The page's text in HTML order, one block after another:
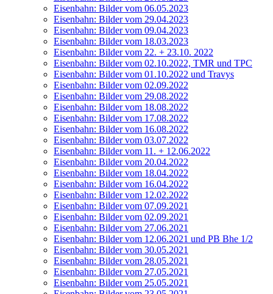
Eisen­bahn: Bil­der vom 06.05.2023
Eisen­bahn: Bil­der vom 29.04.2023
Eisen­bahn: Bil­der vom 09.04.2023
Eisen­bahn: Bil­der vom 18.03.2023
Eisen­bahn: Bil­der vom 22. + 23.10. 2022
Eisen­bahn: Bil­der vom 02.10.2022, TMR und TPC
Eisen­bahn: Bil­der vom 01.10.2022 und Travys
Eisen­bahn: Bil­der vom 02.09.2022
Eisen­bahn: Bil­der vom 29.08.2022
Eisen­bahn: Bil­der vom 18.08.2022
Eisen­bahn: Bil­der vom 17.08.2022
Eisen­bahn: Bil­der vom 16.08.2022
Eisen­bahn: Bil­der vom 03.07.2022
Eisen­bahn: Bil­der vom 11. + 12.06.2022
Eisen­bahn: Bil­der vom 20.04.2022
Eisen­bahn: Bil­der vom 18.04.2022
Eisen­bahn: Bil­der vom 16.04.2022
Eisen­bahn: Bil­der vom 12.02.2022
Eisen­bahn: Bil­der vom 07.09.2021
Eisen­bahn: Bil­der vom 02.09.2021
Eisen­bahn: Bil­der vom 27.06.2021
Eisen­bahn: Bil­der vom 12.06.2021 und PB Bhe 1/2
Eisen­bahn: Bil­der vom 30.05.2021
Eisen­bahn: Bil­der vom 28.05.2021
Eisen­bahn: Bil­der vom 27.05.2021
Eisen­bahn: Bil­der vom 25.05.2021